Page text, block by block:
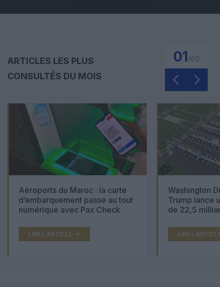
ARTICLES LES PLUS
CONSULTÉS DU MOIS
01
Aéroports du Maroc : la carte
d’embarquement passe au tout
numérique avec Pax Check
LIRE L'ARTICLE
Washington
Trump lance
de 22,5
LIRE